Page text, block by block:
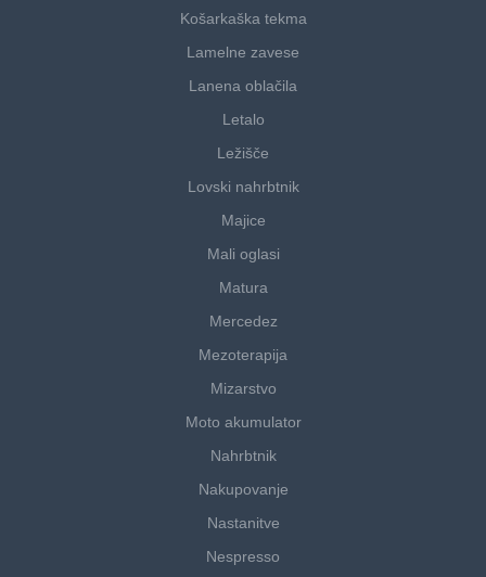
Košarkaška tekma
Lamelne zavese
Lanena oblačila
Letalo
Ležišče
Lovski nahrbtnik
Majice
Mali oglasi
Matura
Mercedez
Mezoterapija
Mizarstvo
Moto akumulator
Nahrbtnik
Nakupovanje
Nastanitve
Nespresso